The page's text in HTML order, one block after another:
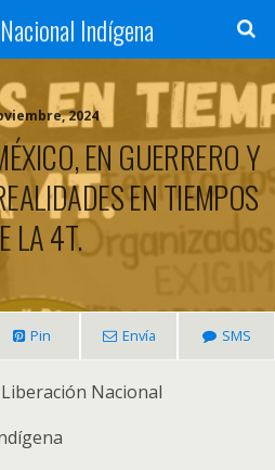
Indígena
2024
EN GUERRERO Y
EN TIEMPOS
LA 4T.
Pin Envía SMS
Nacional